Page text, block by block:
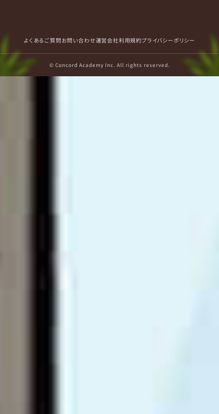
よくあるご質問お問い合わせ運営会社利用規約プライバシーポリシー
© Concord Academy Inc. All rights reserved.